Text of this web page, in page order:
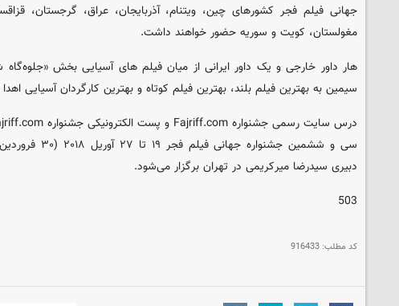
جهانی فیلم فجر کشورهای چین، ویتنام، آذربایجان، عراق، گرجستان،
مغولستان، کویت و سوریه حضور خواهند داشت.
هار داور خارجی و یک داور ایرانی از میان فیلم های آسیایی بخش
سیمین به بهترین فیلم بلند، بهترین فیلم کوتاه و بهترین کارگردان آسیایی
درس سایت رسمی جشنواره Fajriff.com و پست الکترونیکی جشنواره Info@Fajriff.com است.
دبیری سیدرضا میرکریمی در تهران برگزار می‌شود.
503
کد مطلب: 916433